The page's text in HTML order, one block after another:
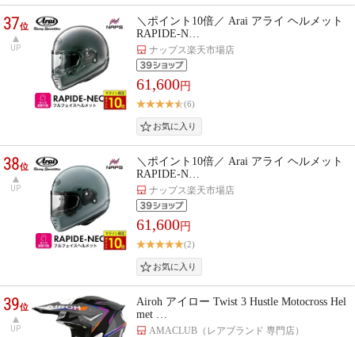
37位
UP
＼ポイント10倍／ Arai アライ ヘルメット
RAPIDE-N…
ナップス楽天市場店
61,600円
(6)
38位
UP
＼ポイント10倍／ Arai アライ ヘルメット
RAPIDE-N…
ナップス楽天市場店
61,600円
(2)
39位
UP
Airoh アイロー Twist 3 Hustle Motocross Hel
met …
AMACLUB（レアブランド 専門店）